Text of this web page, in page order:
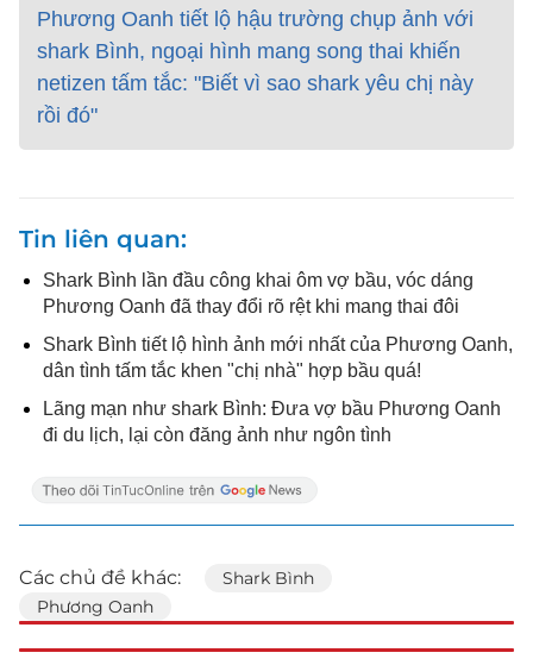
Phương Oanh tiết lộ hậu trường chụp ảnh với
shark Bình, ngoại hình mang song thai khiến
netizen tấm tắc: "Biết vì sao shark yêu chị này
rồi đó"
Tin liên quan
Shark Bình lần đầu công khai ôm vợ bầu, vóc dáng
Phương Oanh đã thay đổi rõ rệt khi mang thai đôi
Shark Bình tiết lộ hình ảnh mới nhất của Phương Oanh,
dân tình tấm tắc khen "chị nhà" hợp bầu quá!
Lãng mạn như shark Bình: Đưa vợ bầu Phương Oanh
đi du lịch, lại còn đăng ảnh như ngôn tình
Các chủ đề khác:
Shark Bình
Phương Oanh